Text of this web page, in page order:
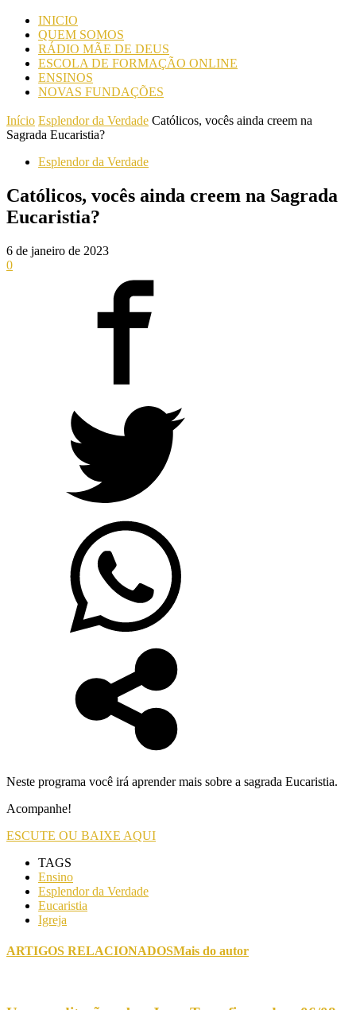
INICIO
QUEM SOMOS
RÁDIO MÃE DE DEUS
ESCOLA DE FORMAÇÃO ONLINE
ENSINOS
NOVAS FUNDAÇÕES
Início Esplendor da Verdade Católicos, vocês ainda creem na
Sagrada Eucaristia?
Esplendor da Verdade
Católicos, vocês ainda creem na Sagrada
Eucaristia?
6 de janeiro de 2023
0
Neste programa você irá aprender mais sobre a sagrada Eucaristia.
Acompanhe!
ESCUTE OU BAIXE AQUI
TAGS
Ensino
Esplendor da Verdade
Eucaristia
Igreja
ARTIGOS RELACIONADOSMais do autor